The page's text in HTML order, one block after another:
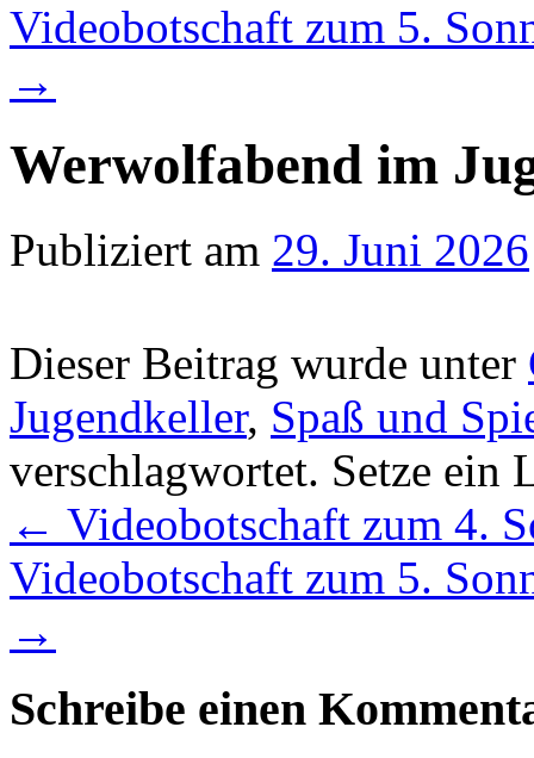
Videobotschaft zum 5.
→
Werwolfabend im
Publiziert am 29. Juni 2026
Dieser Beitrag wurde unter
Jugendkeller, Spaß und
verschlagwortet. Setze ein
← Videobotschaft zum 4.
Videobotschaft zum 5.
→
Schreibe einen